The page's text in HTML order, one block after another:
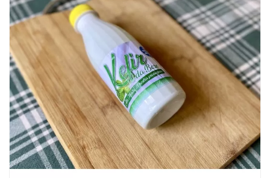
Succhi
Di
Frutta
Pasta
Artigianale
Passate
E
Conserve
Vini
E